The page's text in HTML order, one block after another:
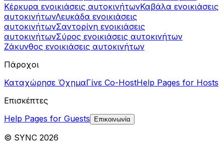
Κέρκυρα ενοικιάσεις αυτοκινήτωνΚαβάλα ενοικιάσεις
αυτοκινήτωνΛευκάδα ενοικιάσεις
αυτοκινήτωνΣαντορίνη ενοικιάσεις
αυτοκινήτωνΣύρος ενοικιάσεις αυτοκινήτων
Ζάκυνθος ενοικιάσεις αυτοκινήτων
Πάροχοι
Καταχώρησε ΌχημαΓίνε Co-HostHelp Pages for Hosts
Επισκέπτες
Help Pages for Guests
Επικοινωνία
© SYNC 2026